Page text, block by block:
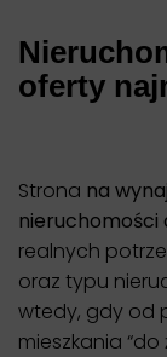
oferty
Strona na
nieruchomości
realnych
oraz typu
wtedy, gdy od
mieszkania